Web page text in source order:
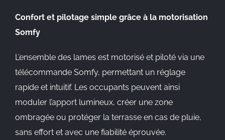
Confort et pilotage simple grâce à la motorisation
Somfy
L’ensemble des lames est motorisé et piloté via une
télécommande Somfy, permettant un réglage
rapide et intuitif. Les occupants peuvent ainsi
moduler l’apport lumineux, créer une zone
ombragée ou protéger la terrasse en cas de pluie,
sans effort et avec une fiabilité éprouvée.